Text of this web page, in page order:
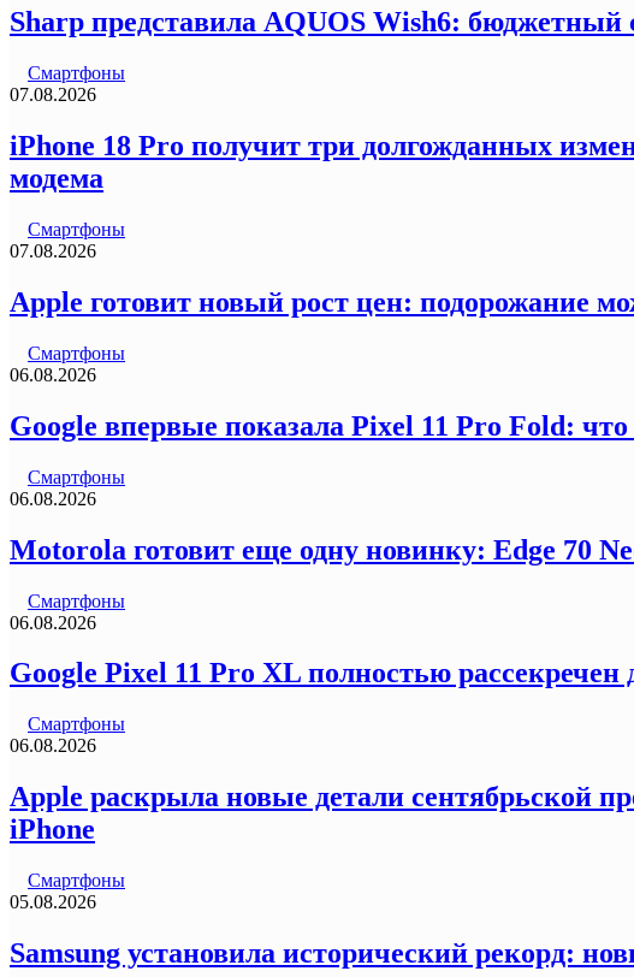
Sharp представила AQUOS Wish6:
Смартфоны
07.08.2026
iPhone 18 Pro получит три долгожданных
модема
Смартфоны
07.08.2026
Apple готовит новый рост цен: подорожание
Смартфоны
06.08.2026
Google впервые показала Pixel 11 Pro Fold:
Смартфоны
06.08.2026
Motorola готовит еще одну новинку: Edge 70
Смартфоны
06.08.2026
Google Pixel 11 Pro XL полностью
Смартфоны
06.08.2026
Apple раскрыла новые детали сентябрьской
iPhone
Смартфоны
05.08.2026
Samsung установила исторический рекорд: